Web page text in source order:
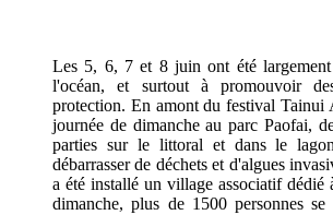
Les 5, 6, 7 et 8 juin ont été largement
l'océan, et surtout à promouvoir
protection. En amont du festival Tainui
journée de dimanche au parc Paofai,
parties sur le littoral et dans le
débarrasser de déchets et d'algues
a été installé un village associatif dédié
dimanche, plus de 1500 personnes